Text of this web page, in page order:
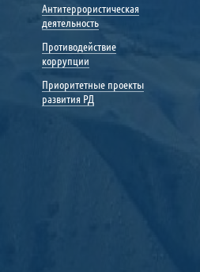
Антитеррористическая
деятельность
Противодействие
коррупции
Приоритетные проекты
развития РД